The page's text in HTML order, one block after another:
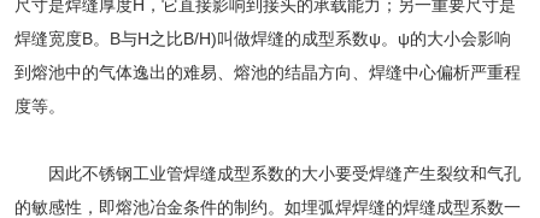
尺寸是焊缝厚度H，它直接影响到接头的承载能力；另一重要尺寸是
焊缝宽度B。B与H之比B/H)叫做焊缝的成型系数ψ。ψ的大小会影响
到熔池中的气体逸出的难易、熔池的结晶方向、焊缝中心偏析严重程
度等。
因此不锈钢工业管焊缝成型系数的大小要受焊缝产生裂纹和气孔
的敏感性，即熔池冶金条件的制约。如埋弧焊焊缝的焊缝成型系数一